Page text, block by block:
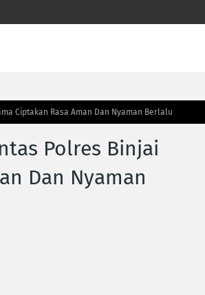
Ciptakan Rasa Aman Dan Nyaman Berlalu
Polres Binjai
Dan Nyaman